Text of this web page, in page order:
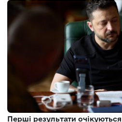
Перші результати